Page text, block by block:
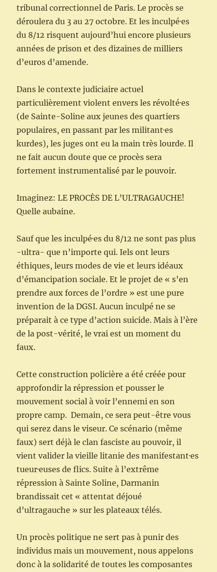
tribunal correctionnel de Paris. Le procès se
déroulera du 3 au 27 octobre. Et les inculpé·es
du 8/12 risquent aujourd’hui encore plusieurs
années de prison et des dizaines de milliers
d’euros d’amende.
Dans le contexte judiciaire actuel
particulièrement violent envers les révolté·es
(de Sainte-Soline aux jeunes des quartiers
populaires, en passant par les militant·es
kurdes), les juges ont eu la main très lourde. Il
ne fait aucun doute que ce procès sera
fortement instrumentalisé par le pouvoir.
Imaginez: LE PROCÈS DE L’ULTRAGAUCHE!
Quelle aubaine.
Sauf que les inculpé·es du 8/12 ne sont pas plus
-ultra- que n’importe qui. Iels ont leurs
éthiques, leurs modes de vie et leurs idéaux
d’émancipation sociale. Et le projet de « s’en
prendre aux forces de l’ordre » est une pure
invention de la DGSI. Aucun inculpé ne se
préparait à ce type d’action suicide. Mais à l’ère
de la post-vérité, le vrai est un moment du
faux.
Cette construction policière a été créée pour
approfondir la répression et pousser le
mouvement social à voir l’ennemi en son
propre camp. Demain, ce sera peut-être vous
qui serez dans le viseur. Ce scénario (même
faux) sert déjà le clan fasciste au pouvoir, il
vient valider la vieille litanie des manifestant·es
tueur·euses de flics. Suite à l’extrême
répression à Sainte Soline, Darmanin
brandissait cet « attentat déjoué
d’ultragauche » sur les plateaux télés.
Un procès politique ne sert pas à punir des
individus mais un mouvement, nous appelons
donc à la solidarité de toutes les composantes